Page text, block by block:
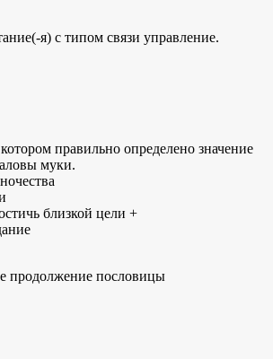
я) с типом связи управление.
правильно определено значение
муки.
близкой цели +
продолжение пословицы